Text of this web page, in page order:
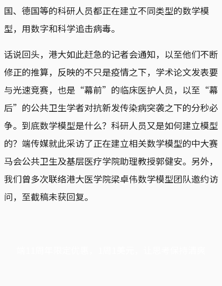
国、德国等的科研人员都正在建立不同类型的数学模
型，用数字和科学追击病毒。
话说回头，港大如此赶急的记者会通知，以至他们不断
修正的推算，反映的不只是疫情之下，学术论文发表要
与光速竞赛，也是“幕前”的临床医护人员，以至“幕
后”的公共卫生学者对抗新发传染病突袭之下的分秒必
争。到底数学模型是什么？科研人员又是如何建立模型
的？端传媒就此采访了正在建立相关数学模型的中大赛
马会公共卫生及基层医疗学院助理教授郭健安。另外，
我们曾多次联络港大医学院梁卓伟数学模型团队邀约访
问，至截稿未获回复。